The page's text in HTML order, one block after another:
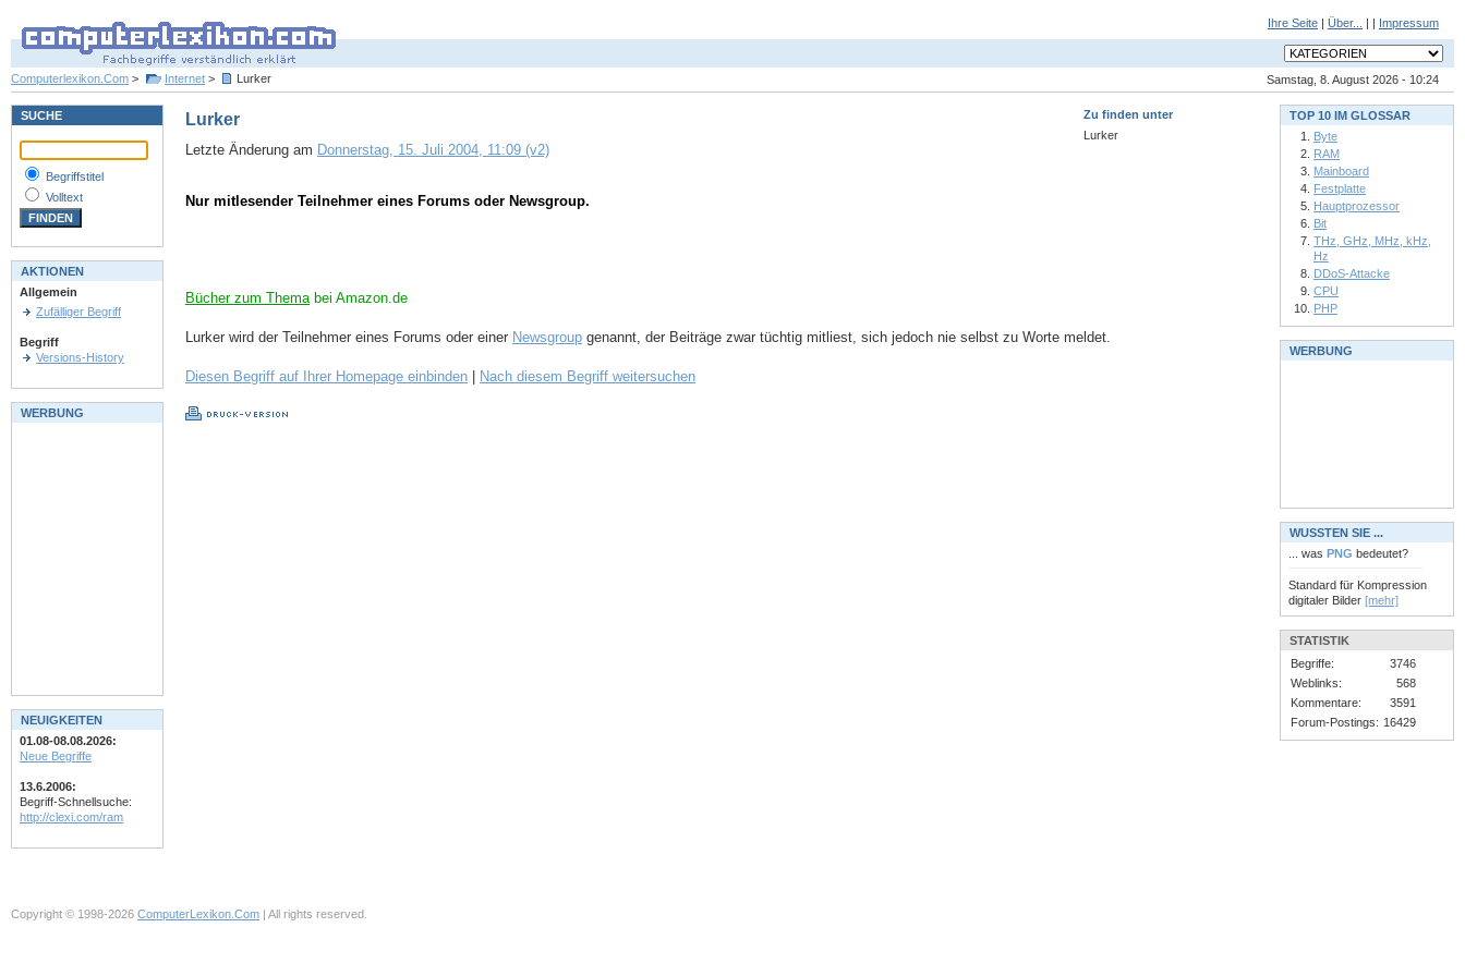
Ihre Seite | Über... | | Impressum
Samstag, 8. August 2026 - 10:24
Computerlexikon.Com > Internet > Lurker
Zu finden unter
Lurker
Lurker
Letzte Änderung am Donnerstag, 15. Juli 2004, 11:09 (v2)
Nur mitlesender Teilnehmer eines Forums oder Newsgroup.
Bücher zum Themabei Amazon.de
Lurker wird der Teilnehmer eines Forums oder einer Newsgroup genannt, der Beiträge zwar tüchtig mitliest, sich jedoch nie selbst zu Worte meldet.
Diesen Begriff auf Ihrer Homepage einbinden Nach diesem Begriff weitersuchen
SUCHE
Begriffstitel
Volltext
AKTIONEN
Allgemein
Zufälliger Begriff
Begriff
Versions-History
WERBUNG
NEUIGKEITEN
01.08-08.08.2026:
Neue Begriffe
13.6.2006:
Begriff-Schnellsuche:
http://clexi.com/ram
TOP 10 IM GLOSSAR
Byte
RAM
Mainboard
Festplatte
Hauptprozessor
Bit
THz, GHz, MHz, kHz,
Hz
DDoS-Attacke
CPU
PHP
WERBUNG
WUSSTEN SIE ...
... was PNG bedeutet?
Standard für Kompression
digitaler Bilder [mehr]
STATISTIK
Begriffe:
3746
Weblinks:
568
Kommentare:
3591
Forum-Postings: 16429
Copyright © 1998-2026 ComputerLexikon.Com | All rights reserved.